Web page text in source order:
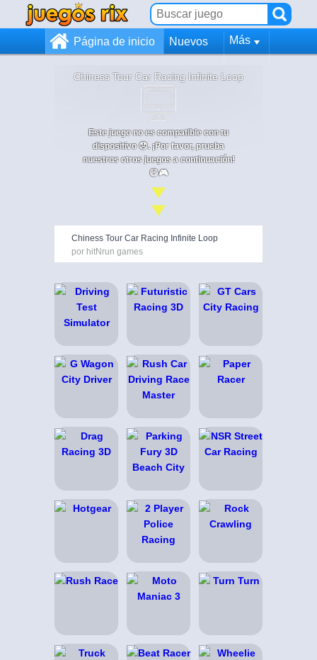
Página de inicio Nuevos Más
Chiness Tour Car Racing Infinite Loop
Este juego no es compatible con tu
dispositivo 😞. ¡Por favor, prueba
nuestros otros juegos a continuación!
😄🎮
Chiness Tour Car Racing Infinite Loop
por hitNrun games